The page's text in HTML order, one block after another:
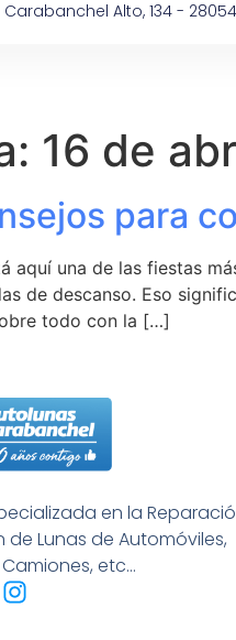
Carabanchel Alto, 134 -
16 de
para
aquí una de las fiestas
de descanso. Eso
todo con la […]
en la
de Lunas de Automóviles,
etc…